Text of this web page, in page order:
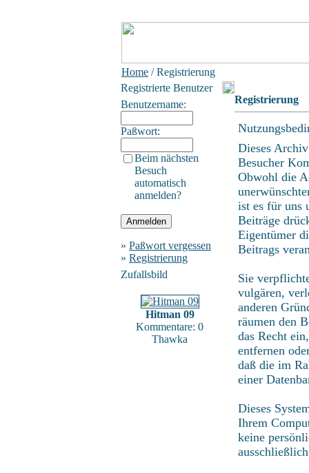
Home / Registrierung
Registrierte Benutzer
Benutzername:
Paßwort:
Beim nächsten
Besuch
automatisch
anmelden?
» Paßwort vergessen
» Registrierung
Zufallsbild
Hitman 09
Kommentare: 0
Thawka
Registrierung
Dieses
Besucher
Obwohl die
ist es für uns
Beiträge
Eigentümer
Beitrags
Sie
vulgären,
anderen
räumen den
das Recht
entfernen
daß die im
einer
Dieses
Ihrem
keine